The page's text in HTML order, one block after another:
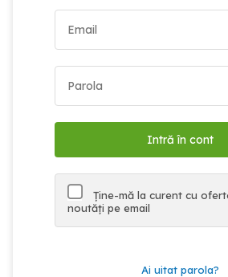
Ține-mă la curent cu
noutăți pe email
Ai uitat parola?